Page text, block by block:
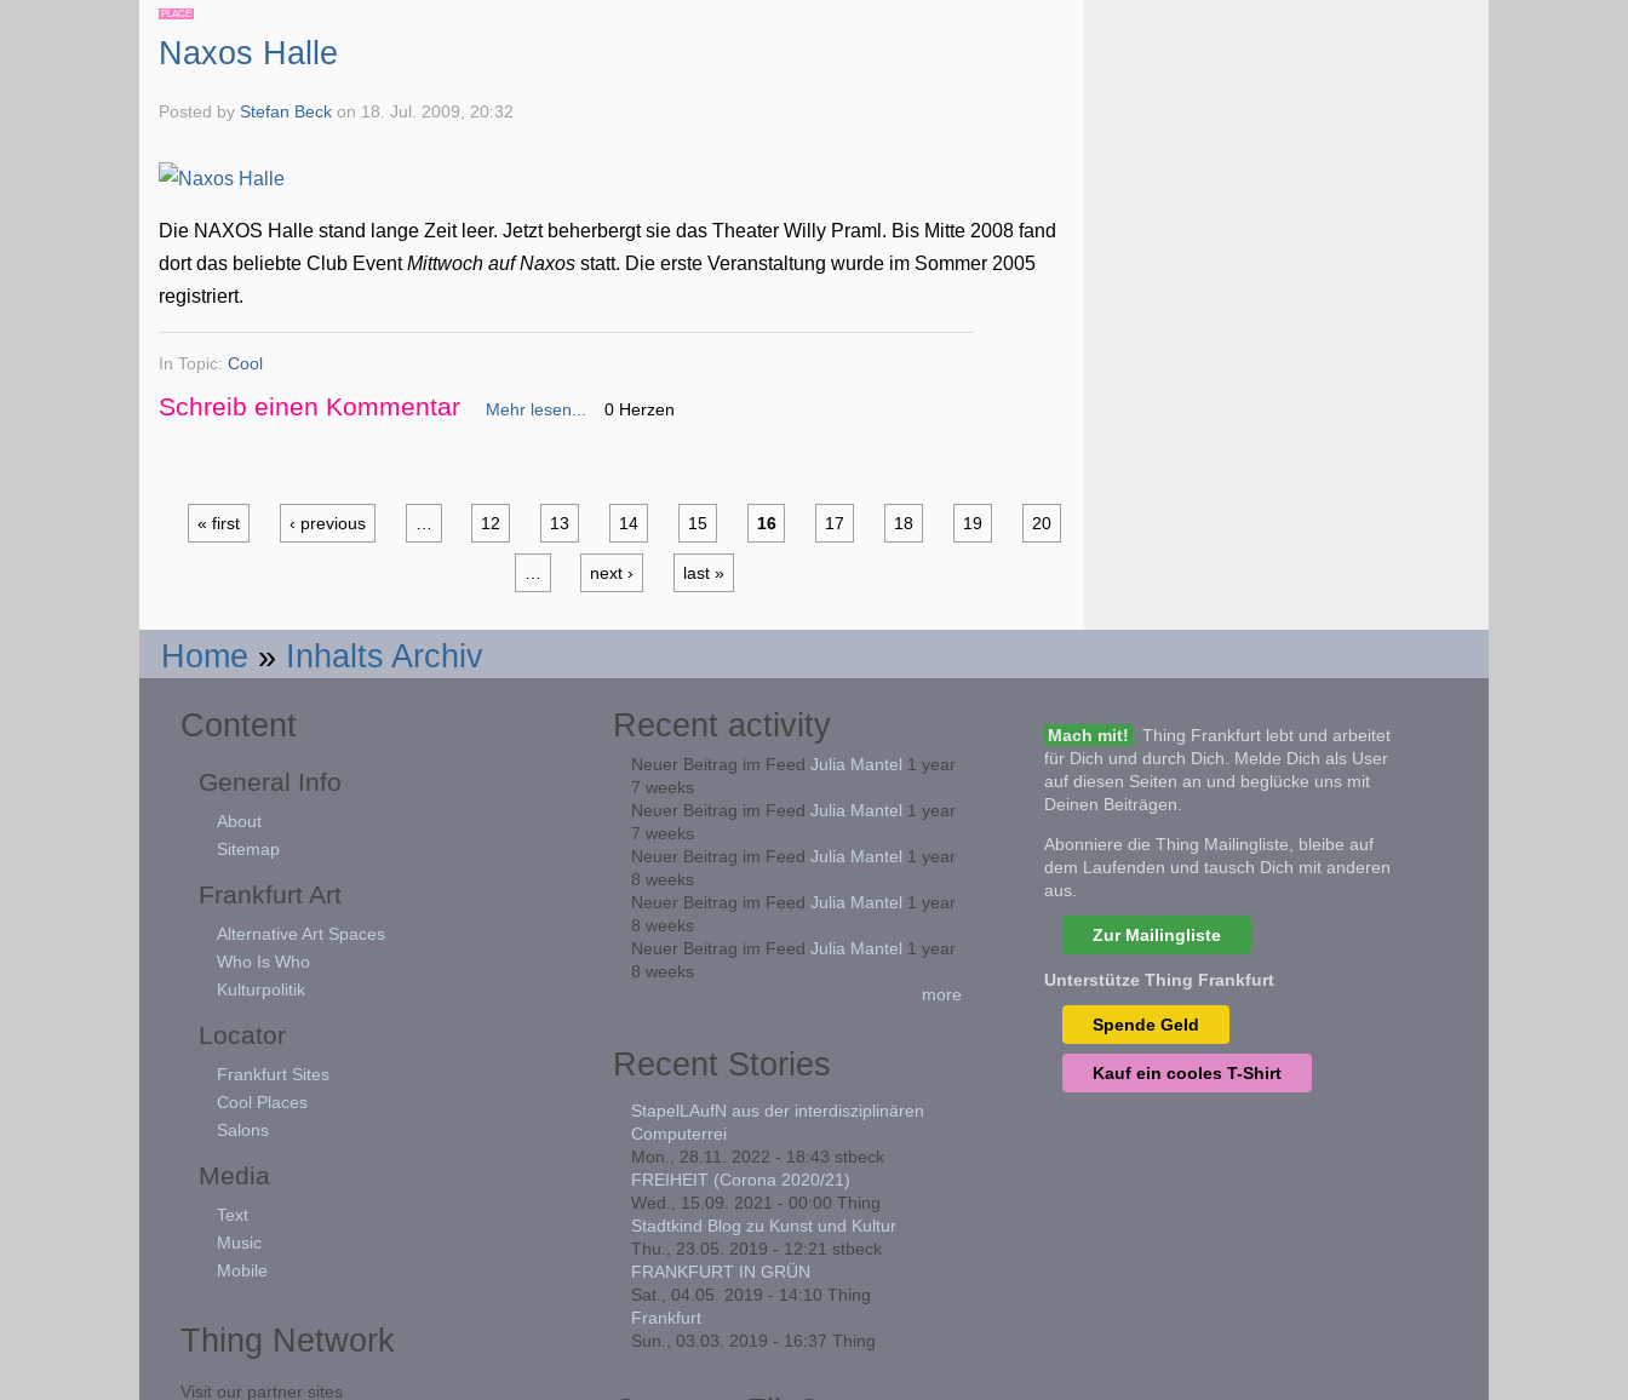
PLACE
Naxos Halle
Posted byStefan Beck on 18. Jul. 2009, 20:32
Die NAXOS Halle stand lange Zeit leer. Jetzt beherbergt sie das Theater Willy Praml. Bis Mitte 2008 fand
dort das beliebte Club EventMittwoch auf Naxos statt. Die erste Veranstaltung wurde im Sommer 2005
registriert.
In Topic:Cool
Schreib einen Kommentar Mehr lesen... 0 Herzen
« first ‹ previous 12 13 14 15 16 17 18 19 20
next › last »
Home » Inhalts Archiv
Content
General Info
About
Sitemap
Frankfurt Art
Alternative Art Spaces
Who Is Who
Kulturpolitik
Locator
Frankfurt Sites
Cool Places
Salons
Media
Text
Music
Mobile
Thing Network
Visit our partner sites
Recent activity
Neuer Beitrag im Feed Julia Mantel 1 year
7 weeks
Neuer Beitrag im Feed Julia Mantel 1 year
7 weeks
Neuer Beitrag im Feed Julia Mantel 1 year
8 weeks
Neuer Beitrag im Feed Julia Mantel 1 year
8 weeks
Neuer Beitrag im Feed Julia Mantel 1 year
8 weeks
more
Recent Stories
StapelLAufN aus der interdisziplinären
Computerrei
Mon., 28.11. 2022 - 18:43 stbeck
FREIHEIT (Corona 2020/21)
Wed., 15.09. 2021 - 00:00 Thing
Stadtkind Blog zu Kunst und Kultur
Thu., 23.05. 2019 - 12:21 stbeck
FRANKFURT IN GRÜN
Sat., 04.05. 2019 - 14:10 Thing
Frankfurt
Sun., 03.03. 2019 - 16:37 Thing
Mach mit!
Thing Frankfurt lebt und arbeitet
für Dich und durch Dich. Melde Dich als User
auf diesen Seiten an und beglücke uns mit
Deinen Beiträgen.
Abonniere die Thing Mailingliste, bleibe auf
dem Laufenden und tausch Dich mit anderen
aus.
Zur Mailingliste
Unterstütze Thing Frankfurt
Spende Geld
Kauf ein cooles T-Shirt